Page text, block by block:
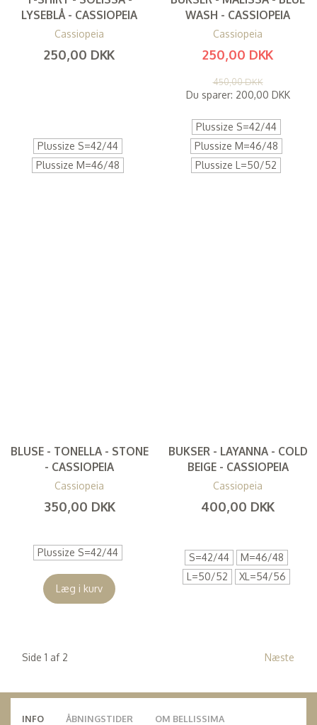
LYSEBLÅ - CASSIOPEIA
Cassiopeia
250,00 DKK
Plussize S=42/44
Plussize M=46/48
WASH - CASSIOPEIA
Cassiopeia
250,00 DKK
450,00 DKK
Du sparer: 200,00 DKK
Plussize S=42/44
Plussize M=46/48
Plussize L=50/52
BLUSE - TONELLA - STONE
- CASSIOPEIA
Cassiopeia
350,00 DKK
Plussize S=42/44
Læg i kurv
BUKSER - LAYANNA - COLD
BEIGE - CASSIOPEIA
Cassiopeia
400,00 DKK
S=42/44
M=46/48
L=50/52
XL=54/56
Side 1 af 2 Næste
INFO ÅBNINGSTIDER OM BELLISSIMA